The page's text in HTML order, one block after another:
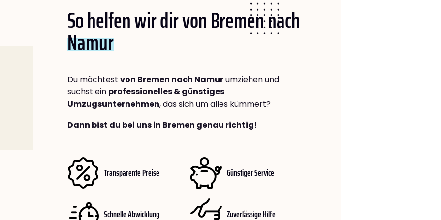
So helfen wir dir von Bremen nach
Namur
Du möchtest von Bremen nach Namurumziehen und
suchst ein professionelles & günstiges
Umzugsunternehmen, das sich um alles kümmert?
Dann bist du bei uns in Bremen genau richtig!
Transparente Preise Günstiger Service
Schnelle Abwicklung Zuverlässige Hilfe